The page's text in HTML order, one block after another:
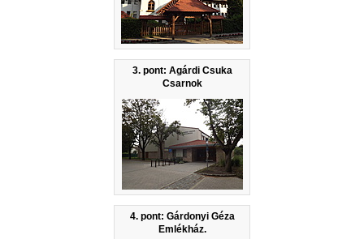
3. pont: Agárdi Csuka
Csarnok
4. pont: Gárdonyi Géza
Emlékház.